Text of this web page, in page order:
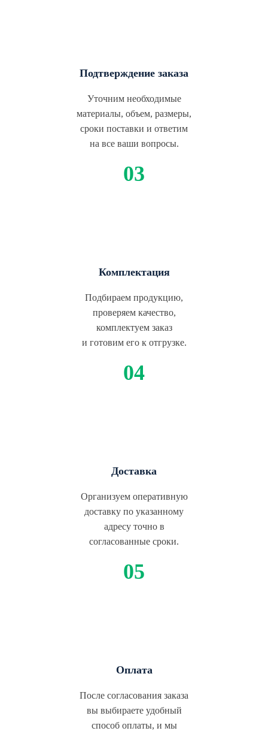
Подтверждение заказа
Уточним необходимые
материалы, объем, размеры,
сроки поставки и ответим
на все ваши вопросы.
Комплектация
Подбираем продукцию,
проверяем качество,
комплектуем заказ
и готовим его к отгрузке.
Доставка
Организуем оперативную
доставку по указанному
адресу точно в
согласованные сроки.
Оплата
После согласования заказа
вы выбираете удобный
способ оплаты, и мы